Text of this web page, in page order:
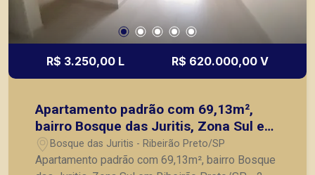
R$ 3.250,00 L R$ 620.000,00 V
Apartamento padrão com 69,13m²,
bairro Bosque das Juritis, Zona Sul em
Ribeirão Preto/SP.
Bosque das Juritis - Ribeirão Preto/SP
Apartamento padrão com 69,13m², bairro Bosque